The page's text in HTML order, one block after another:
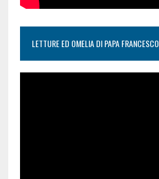
LETTURE ED OMELIA DI PAPA FRANCESCO